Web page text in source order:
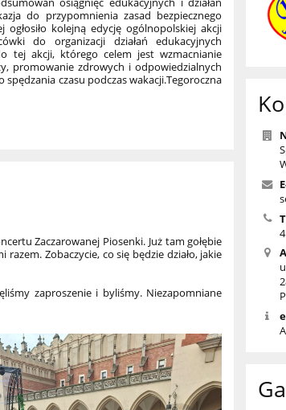
do przypomnienia zasad bezpiecznego
kolejną edycję ogólnopolskiej akcji
do organizacji działań edukacyjnych
tej akcji, którego celem jest wzmacnianie
promowanie zdrowych i odpowiedzialnych
czasu podczas wakacji.Tegoroczna
Zaczarowanej Piosenki. Już tam gołębie
Zobaczycie, co się będzie działo, jakie
zaproszenie i byliśmy. Niezapomniane